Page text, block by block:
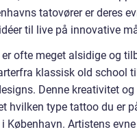
tatovører er deres
til live på innovative
ofte meget alsidige og
klassisk old school
Denne kreativitet
hvilken type tattoo du er
København. Artistens